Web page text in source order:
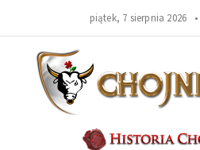
piątek, 7 sierpnia 2026 •